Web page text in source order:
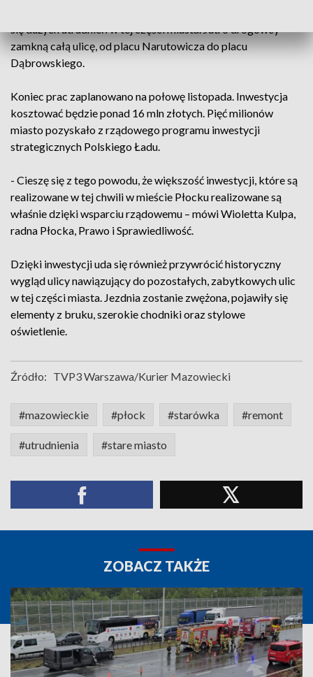
się dużych utrudnień w tej części miasta. Jutro drogowcy
zamkną całą ulicę, od placu Narutowicza do placu
Dąbrowskiego.
Koniec prac zaplanowano na połowę listopada. Inwestycja
kosztować będzie ponad 16 mln złotych. Pięć milionów
miasto pozyskało z rządowego programu inwestycji
strategicznych Polskiego Ładu.
- Cieszę się z tego powodu, że większość inwestycji, które są
realizowane w tej chwili w mieście Płocku realizowane są
właśnie dzięki wsparciu rządowemu – mówi Wioletta Kulpa,
radna Płocka, Prawo i Sprawiedliwość.
Dzięki inwestycji uda się również przywrócić historyczny
wygląd ulicy nawiązujący do pozostałych, zabytkowych ulic
w tej części miasta. Jezdnia zostanie zwężona, pojawiły się
elementy z bruku, szerokie chodniki oraz stylowe
oświetlenie.
Źródło: TVP3 Warszawa/Kurier Mazowiecki
#mazowieckie #płock #starówka #remont
#utrudnienia #stare miasto
ZOBACZ TAKŻE